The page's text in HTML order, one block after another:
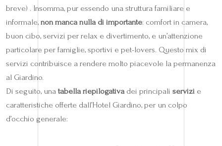
breve) . Insomma, pur essendo una struttura familiare e
informale, non manca nulla di importante: comfort in camera,
buon cibo, servizi per relax e divertimento, e un’attenzione
particolare per famiglie, sportivi e pet-lovers. Questo mix di
servizi contribuisce a rendere molto piacevole la permanenza
al Giardino.
Di seguito, una tabella riepilogativadei principali servizi e
caratteristiche offerte dall’Hotel Giardino, per un colpo
d’occhio generale: